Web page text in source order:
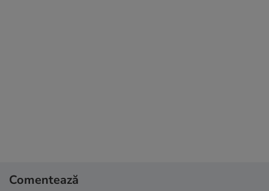
Comentează